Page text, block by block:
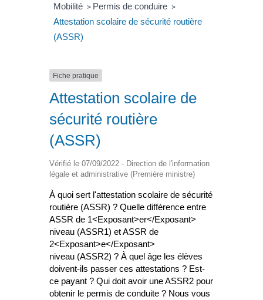
Mobilité > Permis de conduire >
Attestation scolaire de sécurité routière
(ASSR)
Fiche pratique
Attestation scolaire de
sécurité routière
(ASSR)
Vérifié le 07/09/2022 - Direction de l'information
légale et administrative (Première ministre)
À quoi sert l'attestation scolaire de sécurité
routière (ASSR) ? Quelle différence entre
ASSR de 1<Exposant>er</Exposant>
niveau (ASSR1) et ASSR de
2<Exposant>e</Exposant>
niveau (ASSR2) ? À quel âge les élèves
doivent-ils passer ces attestations ? Est-
ce payant ? Qui doit avoir une ASSR2 pour
obtenir le permis de conduite ? Nous vous